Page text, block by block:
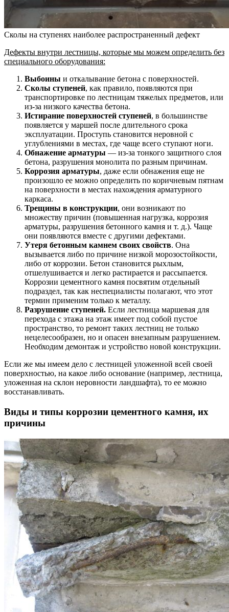
Сколы на ступенях наиболее распространенный дефект
Дефекты внутри лестницы, которые мы можем определить без
специального оборудования:
Выбоины и откалывание бетона с поверхностей.
Сколы ступеней, как правило, появляются при
транспортировке по лестницам тяжелых предметов, или
из-за низкого качества бетона.
Истирание поверхностей ступеней, в большинстве
появляется у маршей после длительного срока
эксплуатации. Проступь становится неровной с
углублениями в местах, где чаще всего ступают ноги.
Обнажение арматуры — из-за тонкого защитного слоя
бетона, разрушения монолита по разным причинам.
Коррозия арматуры, даже если обнажения еще не
произошло ее можно определить по коричневым пятнам
на поверхности в местах нахождения арматурного
каркаса.
Трещины в конструкции, они возникают по
множеству причин (повышенная нагрузка, коррозия
арматуры, разрушения бетонного камня и т. д.). Чаще
они появляются вместе с другими дефектами.
Утеря бетонным камнем своих свойств. Она
вызывается либо по причине низкой морозостойкости,
либо от коррозии. Бетон становится рыхлым,
отшелушивается и легко растирается и рассыпается.
Коррозии цементного камня посвятим отдельный
подраздел, так как неспециалисты полагают, что этот
термин применим только к металлу.
Разрушение ступеней. Если лестница маршевая для
перехода с этажа на этаж имеет под собой пустое
пространство, то ремонт таких лестниц не только
нецелесообразен, но и опасен внезапным разрушением.
Необходим демонтаж и устройство новой конструкции.
Если же мы имеем дело с лестницей уложенной всей своей
поверхностью, на какое либо основание (например, лестница,
уложенная на склон неровности ландшафта), то ее можно
восстанавливать.
Виды и типы коррозии цементного камня, их
причины